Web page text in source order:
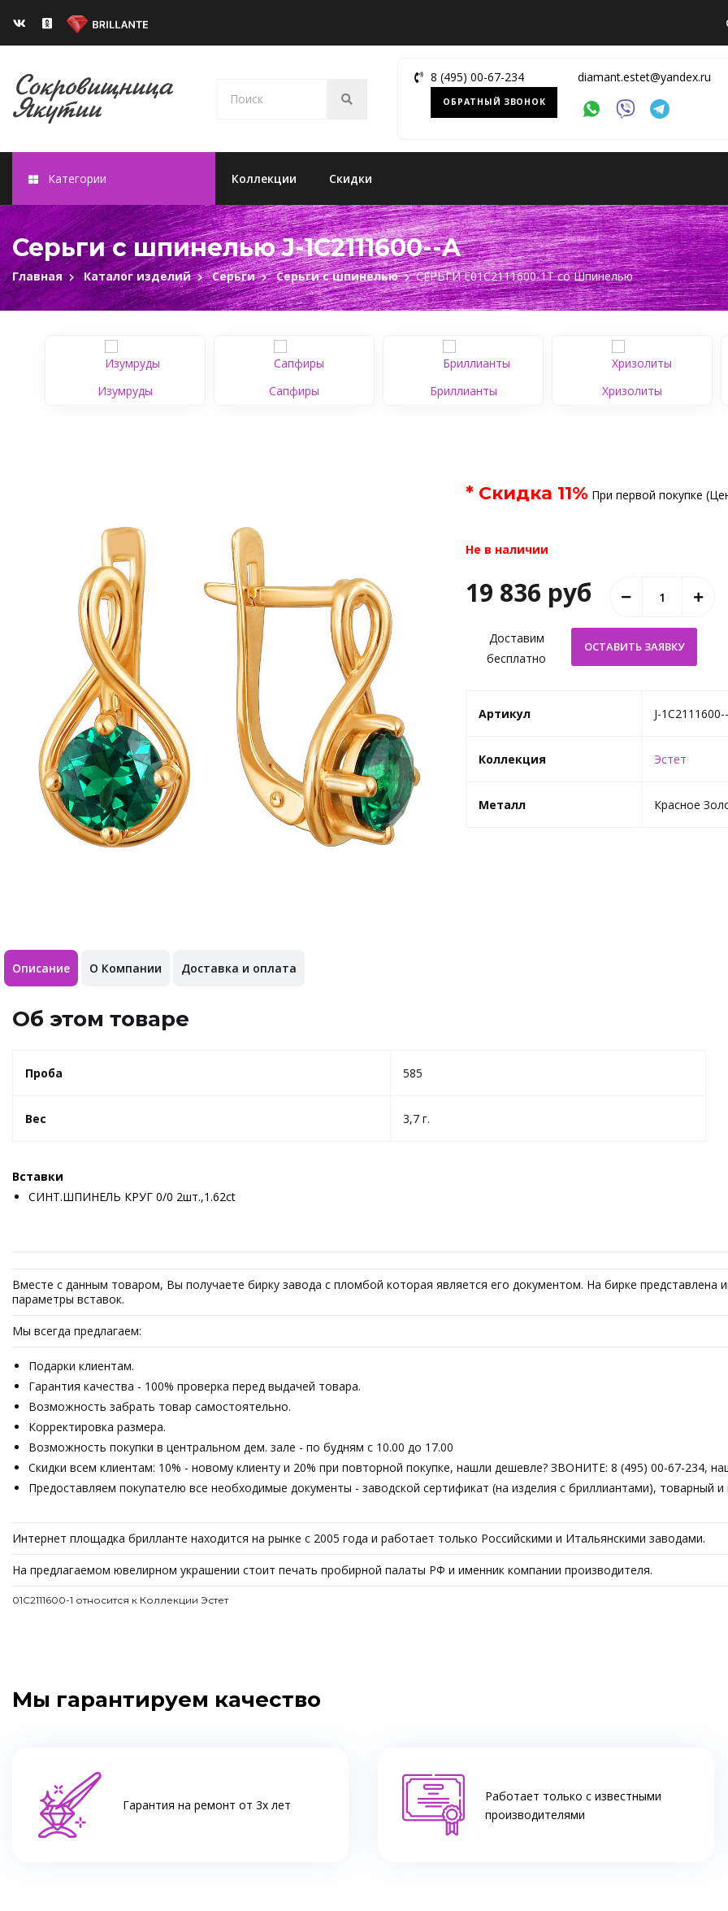
8 (495) 00-67-234
ОБРАТНЫЙ ЗВОНОК
diamant.estet@yandex.ru
Категории Коллекции Скидки
Серьги с шпинелью J-1С2111600--A
Главная Каталог изделий Серьги Серьги с шпинелью СЕРЬГИ Е01С2111600-1Т cо Шпинелью
Изумруды Сапфиры Бриллианты Хризолиты
* Скидка 11% При первой покупке
Не в наличии
19 836 руб
Доставим
бесплатно
Артикул J-
Коллекция Эстет
Металл Красное
Описание О Компании Доставка и оплата
Об этом товаре
Проба 585
Вес 3,7 г.
Вставки
СИНТ.ШПИНЕЛЬ КРУГ 0/0 2шт.,1.62ct
Вместе с данным товаром, Вы получаете бирку завода с пломбой которая является его документом. На бирке представлена
параметры вставок.
Мы всегда предлагаем:
Подарки клиентам.
Гарантия качества - 100% проверка перед выдачей товара.
Возможность забрать товар самостоятельно.
Корректировка размера.
Возможность покупки в центральном дем. зале - по будням с 10.00 до 17.00
Скидки всем клиентам: 10% - новому клиенту и 20% при повторной покупке, нашли дешевле? ЗВОНИТЕ: 8 (495) 00-67-234,
Предоставляем покупателю все необходимые документы - заводской сертификат (на изделия с бриллиантами), товарный и
Интернет площадка брилланте находится на рынке с 2005 года и работает только Российскими и Итальянскими заводами.
На предлагаемом ювелирном украшении стоит печать пробирной палаты РФ и именник компании производителя.
01С2111600-1 относится к Коллекции Эстет
Мы гарантируем качество
Гарантия на ремонт от 3х лет
Работает только с известными
производителями